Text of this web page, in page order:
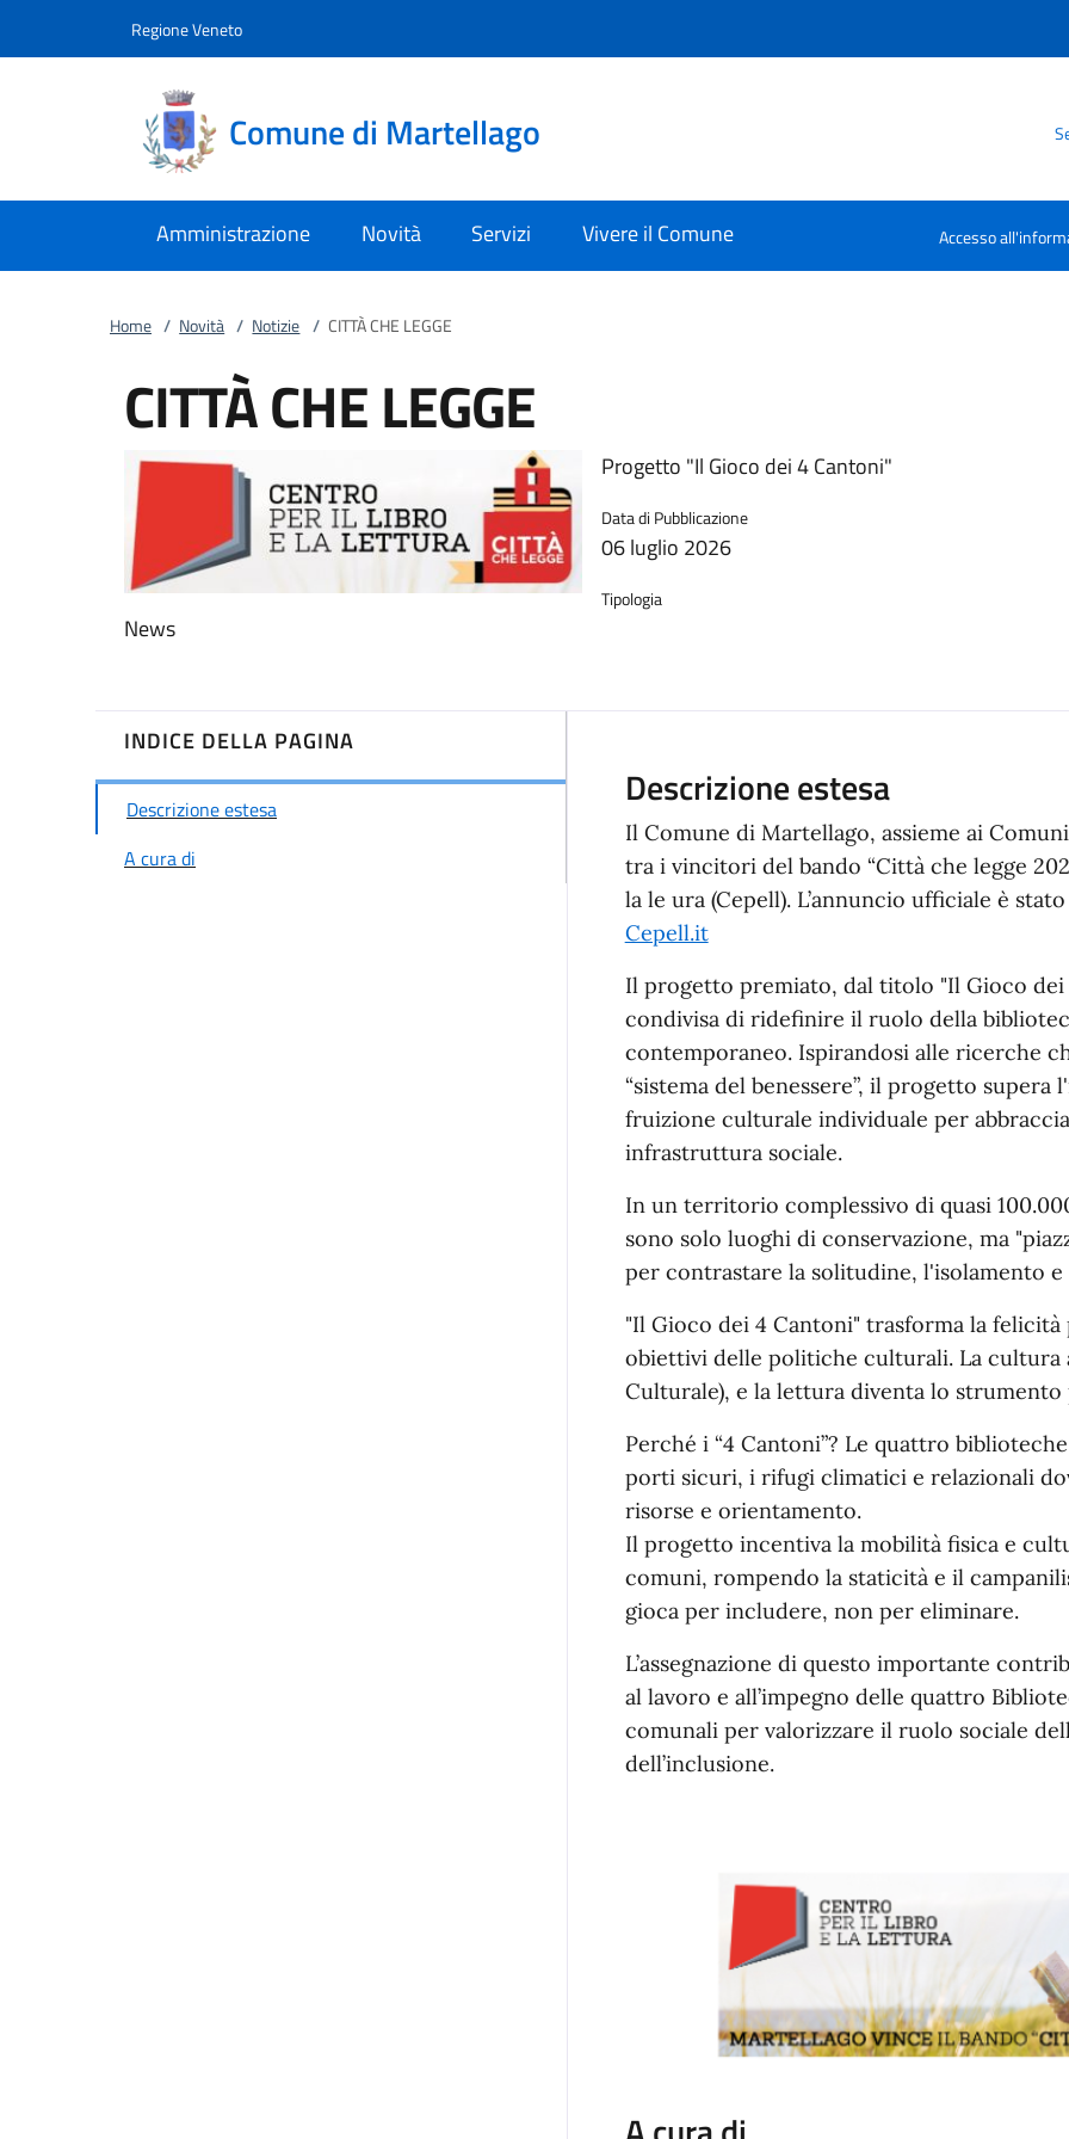
Regione Veneto
Comune di Martellago
Amministrazione Novità Servizi Vivere il Comune Accesso
Home / Novità / Notizie / CITTÀ CHE LEGGE
CITTÀ CHE LEGGE
Progetto "Il Gioco dei 4 Cantoni"
Data di Pubblicazione
06 luglio 2026
Tipologia
News
INDICE DELLA PAGINA
Descrizione estesa
A cura di
Descrizione estesa
Il Comune di Martellago, assieme ai
tra i vincitori del bando “Città che legge
la le ura (Cepell). L’annuncio ufficiale è
Cepell.it
Il progetto premiato, dal titolo "Il Gioco dei
condivisa di ridefinire il ruolo della
contemporaneo. Ispirandosi alle ricerche
“sistema del benessere”, il progetto
fruizione culturale individuale per
infrastruttura sociale.
In un territorio complessivo di quasi
sono solo luoghi di conservazione, ma
per contrastare la solitudine, l'isolamento e
"Il Gioco dei 4 Cantoni" trasforma la
obiettivi delle politiche culturali. La cultura
Culturale), e la lettura diventa lo
Perché i “4 Cantoni”? Le quattro
porti sicuri, i rifugi climatici e relazionali
risorse e orientamento.
Il progetto incentiva la mobilità fisica e
comuni, rompendo la staticità e il
gioca per includere, non per eliminare.
L’assegnazione di questo importante
al lavoro e all’impegno delle quattro
comunali per valorizzare il ruolo sociale
dell’inclusione.